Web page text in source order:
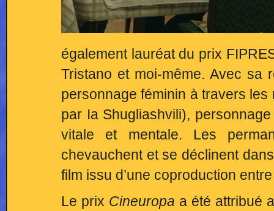
également lauréat du prix
Tristano et moi-même. Avec sa
personnage féminin à travers
par Ia Shugliashvili),
vitale et mentale. Les
chevauchent et se déclinent
film issu d’une coproduction
Le prix Cineuropa a été attribué